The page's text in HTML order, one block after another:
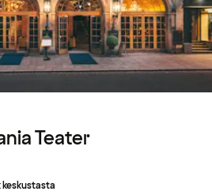
Teater
keskustasta